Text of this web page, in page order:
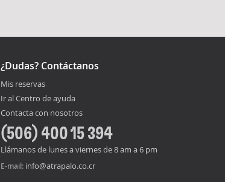
¿Dudas? Contáctanos
Mis reservas
Ir al Centro de ayuda
Contacta con nosotros
(506) 400 15 394
Llámanos de lunes a viernes de 8 am a 6 pm
E-mail: info@atrapalo.co.cr